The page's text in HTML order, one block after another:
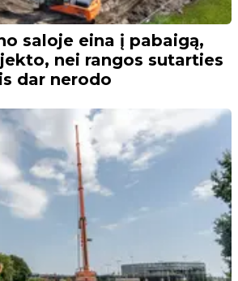
saloje eina į pabaigą,
nei rangos sutarties
dar nerodo